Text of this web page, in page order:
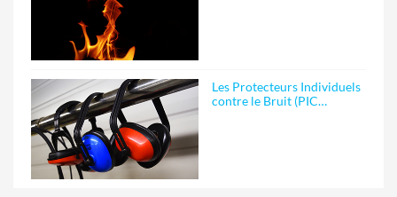
Les Protecteurs Individuels
contre le Bruit (PIC…